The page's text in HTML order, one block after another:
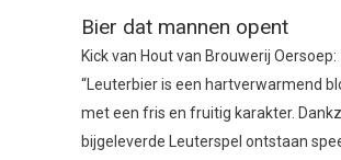
Bier dat mannen opent
Kick van Hout van Brouwerij Oersoep:
“Leuterbier is een hartverwarmend
met een fris en fruitig karakter.
bijgeleverde Leuterspel ontstaan